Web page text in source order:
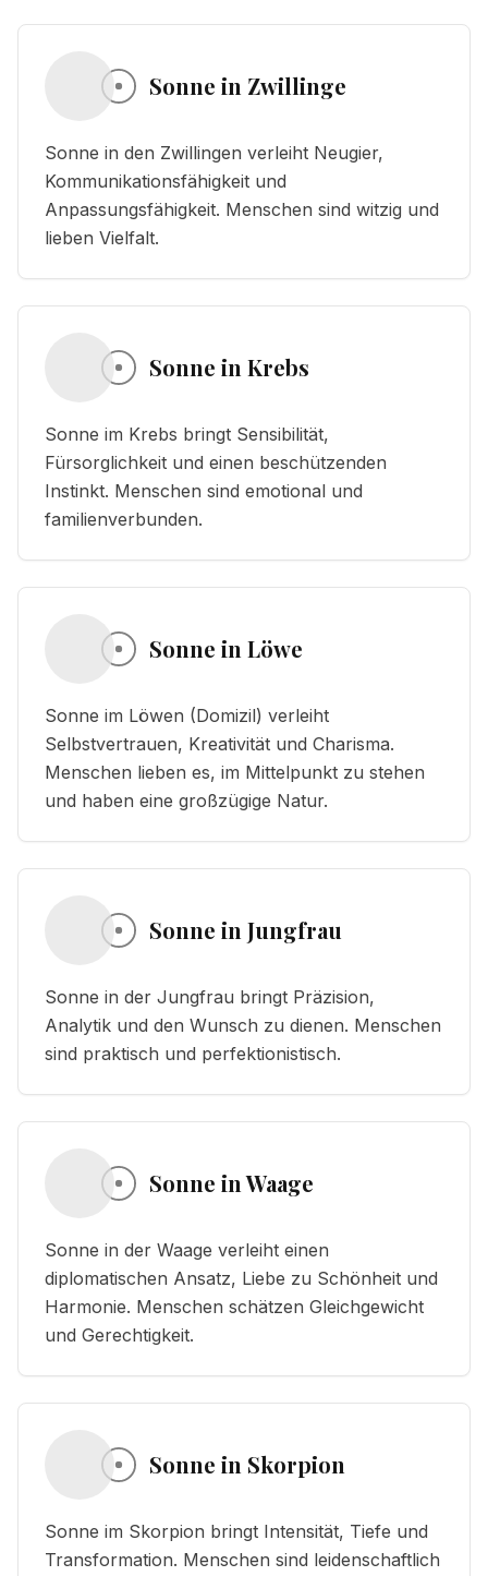
Sonne in Zwillinge
Sonne in den Zwillingen verleiht Neugier,
Kommunikationsfähigkeit und
Anpassungsfähigkeit. Menschen sind witzig und
lieben Vielfalt.
Sonne in Krebs
Sonne im Krebs bringt Sensibilität,
Fürsorglichkeit und einen beschützenden
Instinkt. Menschen sind emotional und
familienverbunden.
Sonne in Löwe
Sonne im Löwen (Domizil) verleiht
Selbstvertrauen, Kreativität und Charisma.
Menschen lieben es, im Mittelpunkt zu stehen
und haben eine großzügige Natur.
Sonne in Jungfrau
Sonne in der Jungfrau bringt Präzision,
Analytik und den Wunsch zu dienen. Menschen
sind praktisch und perfektionistisch.
Sonne in Waage
Sonne in der Waage verleiht einen
diplomatischen Ansatz, Liebe zu Schönheit und
Harmonie. Menschen schätzen Gleichgewicht
und Gerechtigkeit.
Sonne in Skorpion
Sonne im Skorpion bringt Intensität, Tiefe und
Transformation. Menschen sind leidenschaftlich